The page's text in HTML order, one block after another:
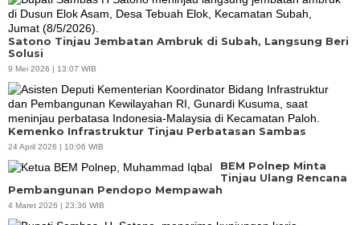
Satono Tinjau Jembatan Ambruk di Subah, Langsung Beri
Solusi
9 Mei 2026 | 13:07 WIB
Kemenko Infrastruktur Tinjau Perbatasan Sambas
24 April 2026 | 10:06 WIB
BEM Polnep Minta
Tinjau Ulang Rencana
Pembangunan Pendopo Mempawah
4 Maret 2026 | 23:36 WIB